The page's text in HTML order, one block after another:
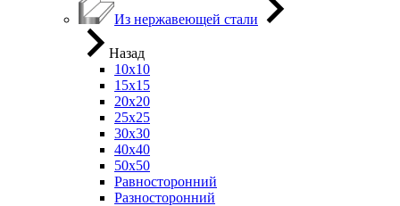
Из нержавеющей стали
Назад
10х10
15х15
20х20
25х25
30х30
40х40
50х50
Равносторонний
Разносторонний